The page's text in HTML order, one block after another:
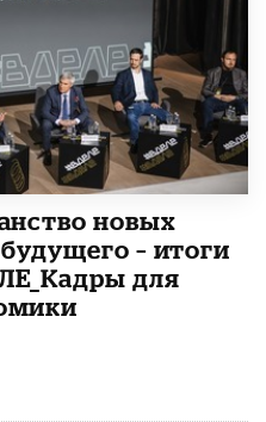
новых
– итоги
для